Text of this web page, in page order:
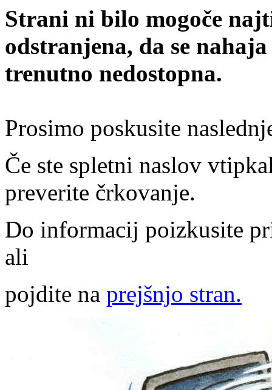
Strani ni bilo mogoče
odstranjena, da se
trenutno nedostopna.
Prosimo poskusite
Če ste spletni naslov
preverite črkovanje.
Do informacij poizkusite
ali
pojdite na prejšnjo stran.